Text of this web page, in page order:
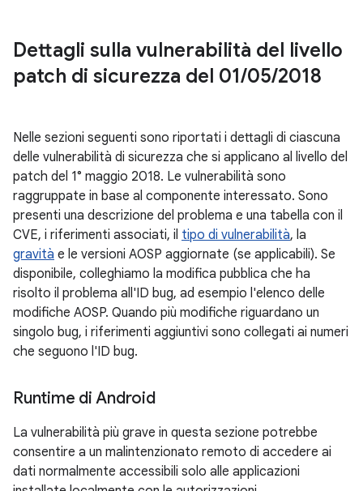
Dettagli sulla vulnerabilità del livello
patch di sicurezza del 01/05/2018
Nelle sezioni seguenti sono riportati i dettagli di ciascuna
delle vulnerabilità di sicurezza che si applicano al livello del
patch del 1° maggio 2018. Le vulnerabilità sono
raggruppate in base al componente interessato. Sono
presenti una descrizione del problema e una tabella con il
CVE, i riferimenti associati, il tipo di vulnerabilità, la
gravità e le versioni AOSP aggiornate (se applicabili). Se
disponibile, colleghiamo la modifica pubblica che ha
risolto il problema all'ID bug, ad esempio l'elenco delle
modifiche AOSP. Quando più modifiche riguardano un
singolo bug, i riferimenti aggiuntivi sono collegati ai numeri
che seguono l'ID bug.
Runtime di Android
La vulnerabilità più grave in questa sezione potrebbe
consentire a un malintenzionato remoto di accedere ai
dati normalmente accessibili solo alle applicazioni